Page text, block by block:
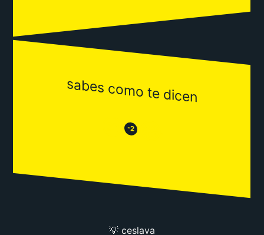
sabes como te dicen
😒 -2 😂
💡 ceslava